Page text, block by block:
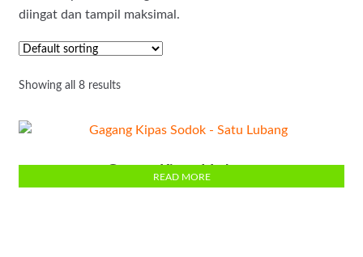
diingat dan tampil maksimal.
Showing all 8 results
READ MORE